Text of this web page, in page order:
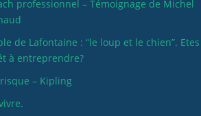
professionnel – Témoignage de Michel
de Lafontaine : “le loup et le chien”.
à entreprendre?
– Kipling